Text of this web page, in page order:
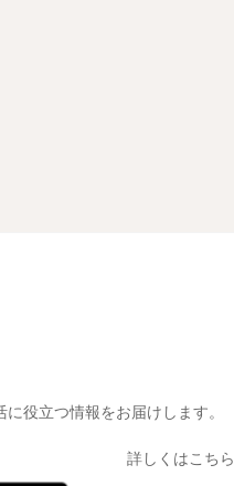
役立つ情報をお届けします。
詳しくはこちら